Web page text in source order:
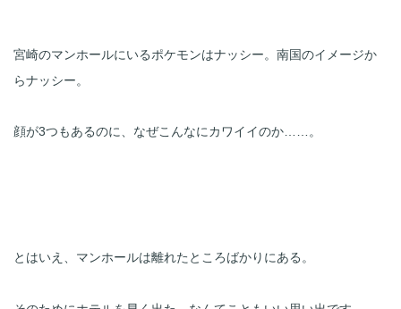
宮崎のマンホールにいるポケモンはナッシー。南国のイメージか
らナッシー。
顔が3つもあるのに、なぜこんなにカワイイのか……。
とはいえ、マンホールは離れたところばかりにある。